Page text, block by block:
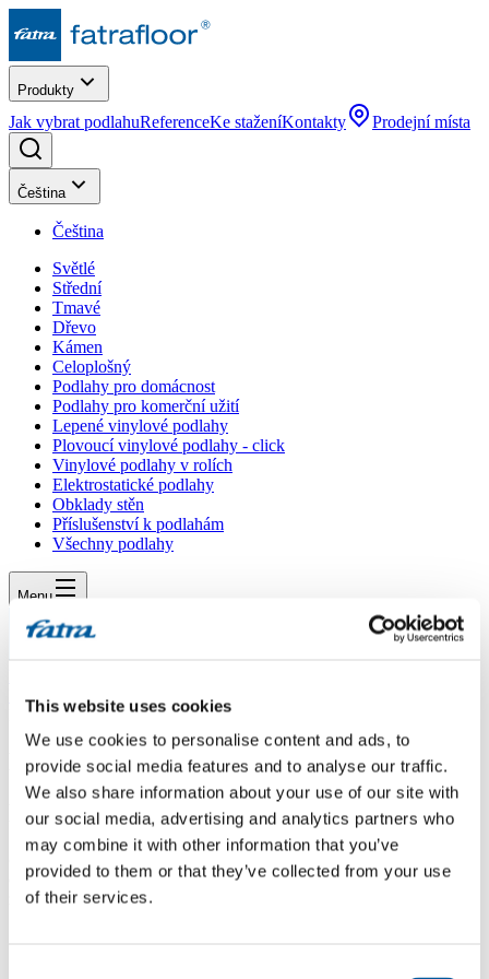
This website uses cookies
We use cookies to personalise content and ads, to
provide social media features and to analyse our traffic.
We also share information about your use of our site with
our social media, advertising and analytics partners who
may combine it with other information that you’ve
provided to them or that they’ve collected from your use
of their services.
Produkty
Jak vybrat podlahuReferenceKe staženíKontakty Prodejní místa
Čeština
Čeština
Světlé
Střední
Tmavé
Dřevo
Kámen
Celoplošný
Podlahy pro domácnost
Podlahy pro komerční užití
Lepené vinylové podlahy
Plovoucí vinylové podlahy - click
Vinylové podlahy v rolích
Elektrostatické podlahy
Obklady stěn
Příslušenství k podlahám
Všechny podlahy
Menu
Dotazy
Dotaz 13
Dotaz 13
Dotaz
chtel bych nalepit narezane pasky podlahove krytiny THERMOFIX
do podlahove(soklove) listy z PVC.prosim o radu jake lepidlo mam
zakoupit a nasledne pouzit .dekuji MATT